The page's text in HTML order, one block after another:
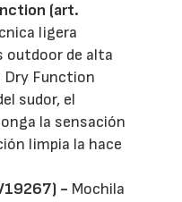
(art.
ligera
outdoor de alta
Dry Function
sudor, el
la sensación
limpia la hace
- Mochila